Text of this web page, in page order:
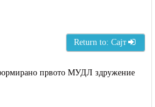
Return to: Сајт
првото МУДЛ здружение